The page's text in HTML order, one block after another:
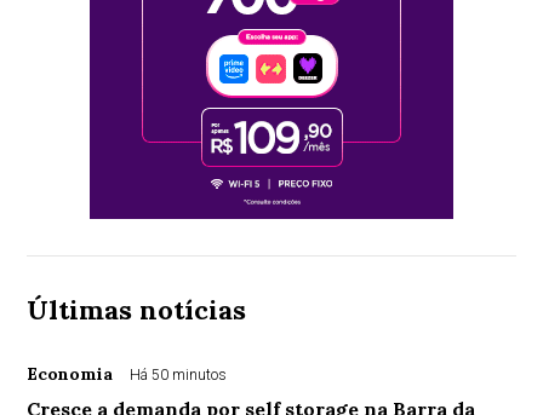
Últimas notícias
Economia Há 50 minutos
Cresce a demanda por self storage na Barra da